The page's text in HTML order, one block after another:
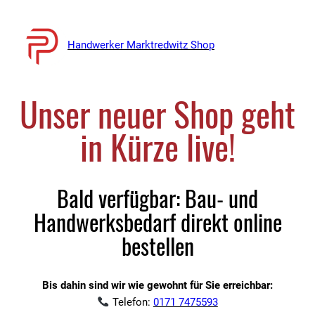
Handwerker Marktredwitz Shop
Unser neuer Shop geht
in Kürze live!
Bald verfügbar: Bau- und
Handwerksbedarf direkt online
bestellen
Bis dahin sind wir wie gewohnt für Sie erreichbar:
Telefon: 0171 7475593